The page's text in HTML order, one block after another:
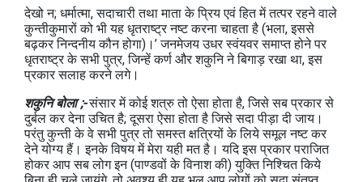
देखो न; धर्मात्‍मा, सदाचारी तथा माता के प्रिय एवं हित में तत्‍पर रहने वाले
कुन्‍तीकुमारों को भी यह धृतराष्‍ट्र नष्‍ट करना चाहता है (भला, इससे
बढ़कर निन्‍दनीय कौन होगा)।’ जनमेजय उधर स्‍वंयवर समाप्‍त होने पर
धृतराष्‍ट्र के सभी पुत्र, जिन्‍हें कर्ण और शकुनि ने बिगाड़ रखा था, इस
प्रकार सलाह करने लगे।
शकुनि बोला ;-संसार में कोई शत्रु तो ऐसा होता है, जिसे सब प्रकार से
दुर्बल कर देना उचित है; दूसरा ऐसा होता है जिसे सदा पीड़ा दी जाय।
परंतु कुन्‍ती के वे सभी पुत्र तो समस्‍त क्षत्रियों के लिये समूल नष्‍ट कर
देने योग्‍य हैं। इनके विषय में मेरा यही मत है। यदि इस प्रकार पराजित
होकर आप सब लोग इन (पाण्‍डवों के विनाश की) युक्ति निश्चित किये